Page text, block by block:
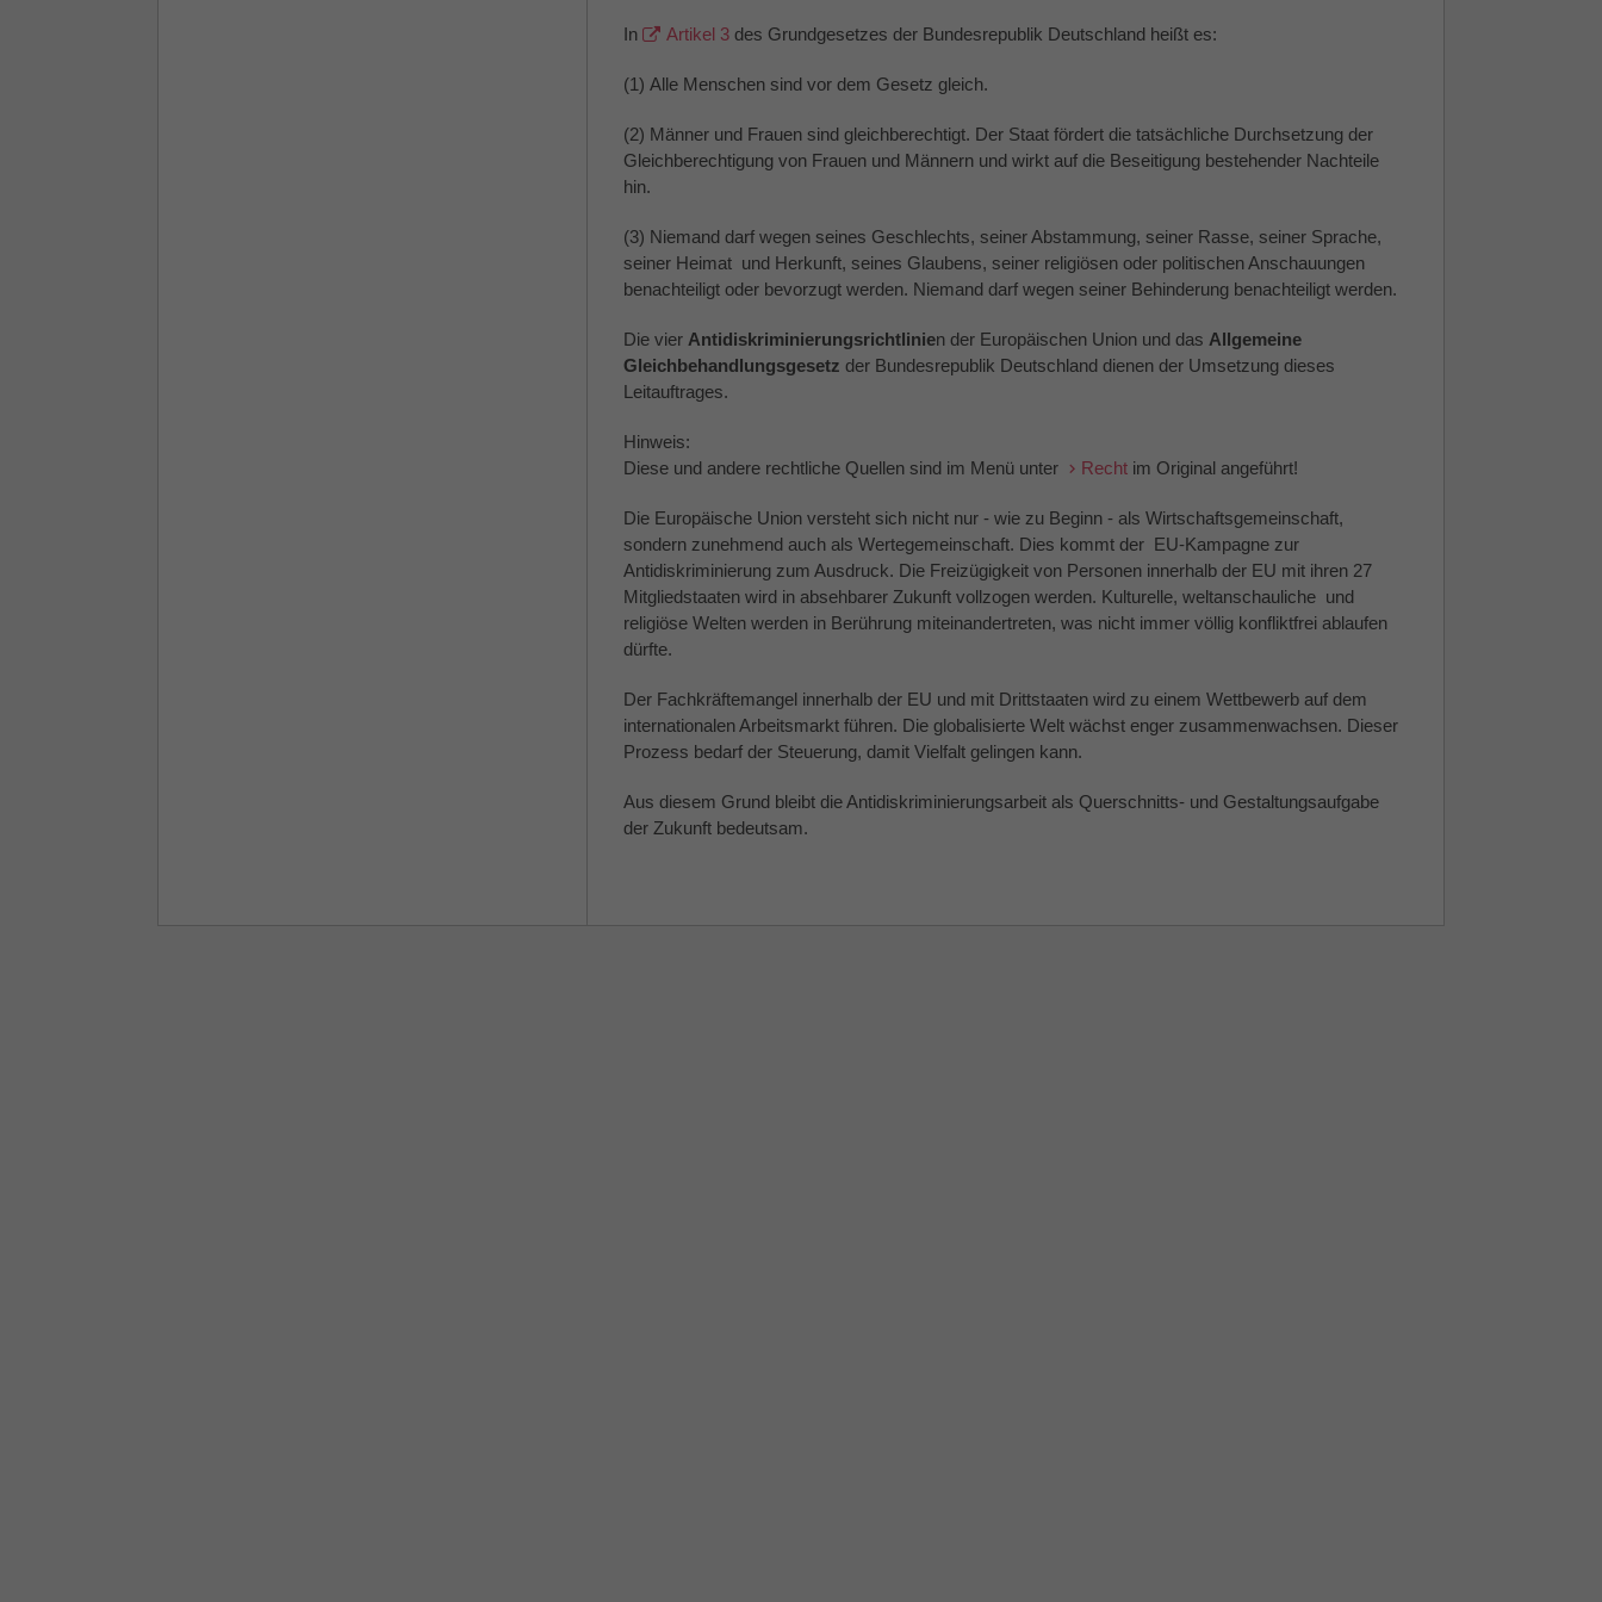
In Artikel 3 des Grundgesetzes der Bundesrepublik Deutschland heißt es:
(1) Alle Menschen sind vor dem Gesetz gleich.
(2) Männer und Frauen sind gleichberechtigt. Der Staat fördert die tatsächliche Durchsetzung der
Gleichberechtigung von Frauen und Männern und wirkt auf die Beseitigung bestehender Nachteile
hin.
(3) Niemand darf wegen seines Geschlechts, seiner Abstammung, seiner Rasse, seiner Sprache,
seiner Heimat und Herkunft, seines Glaubens, seiner religiösen oder politischen Anschauungen
benachteiligt oder bevorzugt werden. Niemand darf wegen seiner Behinderung benachteiligt werden.
Die vier Antidiskriminierungsrichtlinien der Europäischen Union und das Allgemeine
Gleichbehandlungsgesetz der Bundesrepublik Deutschland dienen der Umsetzung dieses
Leitauftrages.
Hinweis:
Diese und andere rechtliche Quellen sind im Menü unter
Recht im Original angeführt!
Die Europäische Union versteht sich nicht nur - wie zu Beginn - als Wirtschaftsgemeinschaft,
sondern zunehmend auch als Wertegemeinschaft. Dies kommt der EU-Kampagne zur
Antidiskriminierung zum Ausdruck. Die Freizügigkeit von Personen innerhalb der EU mit ihren 27
Mitgliedstaaten wird in absehbarer Zukunft vollzogen werden. Kulturelle, weltanschauliche und
religiöse Welten werden in Berührung miteinandertreten, was nicht immer völlig konfliktfrei ablaufen
dürfte.
Der Fachkräftemangel innerhalb der EU und mit Drittstaaten wird zu einem Wettbewerb auf dem
internationalen Arbeitsmarkt führen. Die globalisierte Welt wächst enger zusammenwachsen. Dieser
Prozess bedarf der Steuerung, damit Vielfalt gelingen kann.
Aus diesem Grund bleibt die Antidiskriminierungsarbeit als Querschnitts- und Gestaltungsaufgabe
der Zukunft bedeutsam.